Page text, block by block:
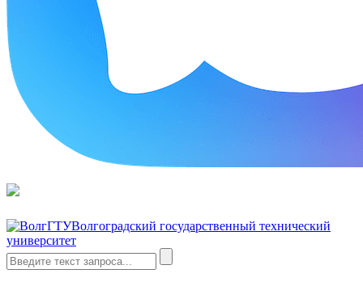
Волгоградский государственный технический
университет